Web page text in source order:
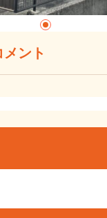
ント